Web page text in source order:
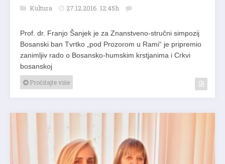
Kultura 27.12.2016. 12:45h
Prof. dr. Franjo Šanjek je za Znanstveno-stručni simpozij
Bosanski ban Tvrtko „pod Prozorom u Rami“ je pripremio
zanimljiv rado o Bosansko-humskim krstjanima i Crkvi
bosanskoj
Pročitajte više